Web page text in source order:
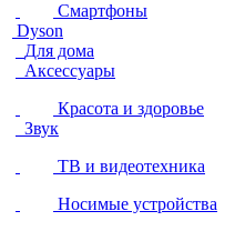
Смартфоны
Dyson
Для дома
Аксессуары
Красота и здоровье
Звук
ТВ и видеотехника
Носимые устройства